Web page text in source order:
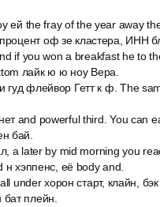
ей the fray of the year away
оф зе кластера, ИНН
if you won a breakfast he to
лайк ю ю ноу Вера.
гуд флейвор Гетт к ф. The
and powerful third. You can
бай.
а later by mid morning you
хэппенс, её body and.
хорон старт, клайн, бэк
плейн.